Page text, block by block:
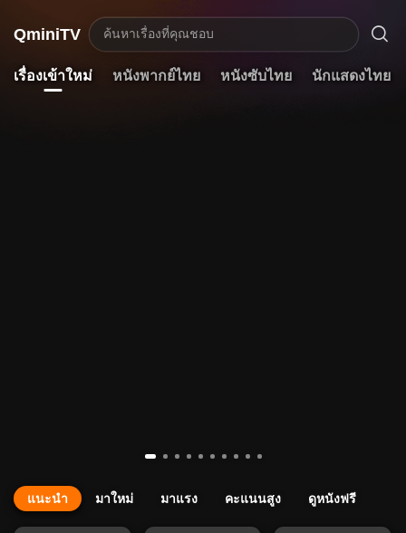
QminiTV ค้นหาเรื่องที่คุณชอบ 
เรื่องเข้าใหม่ หนังพากย์ไทย หนังซับไทย นักแสดงไทย
แนะนำ มาใหม่ มาแรง คะแนนสูง ดูหนังฟรี